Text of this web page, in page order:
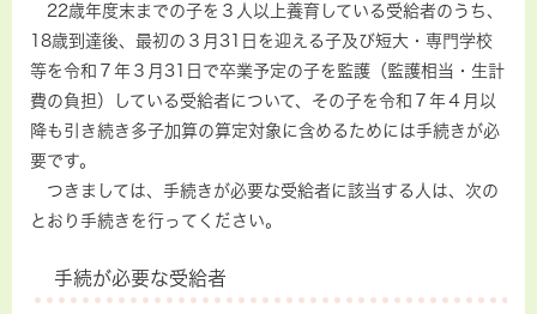
22歳年度末までの子を３人以上養育している受給者のうち、
18歳到達後、最初の３月31日を迎える子及び短大・専門学校
等を令和７年３月31日で卒業予定の子を監護（監護相当・生計
費の負担）している受給者について、その子を令和７年４月以
降も引き続き多子加算の算定対象に含めるためには手続きが必
要です。
つきましては、手続きが必要な受給者に該当する人は、次の
とおり手続きを行ってください。
手続が必要な受給者